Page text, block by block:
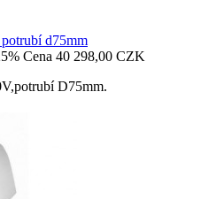
d75mm
Cena 40 298,00 CZK
D75mm.